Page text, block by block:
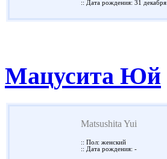
:: Дата рождения: 31 декабря
Мацусита Юй
Matsushita Yui
:: Пол: женский
:: Дата рождения: -